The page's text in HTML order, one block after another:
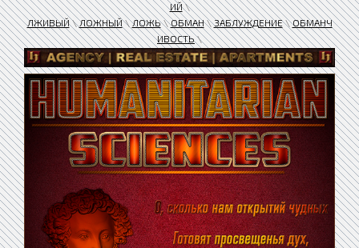
ИЙ\
ЛЖИВЫЙ\ЛОЖНЫЙ\ЛОЖЬ\ОБМАН\ЗАБЛУЖДЕНИЕ\ОБМАНЧ
ИВОСТЬ\